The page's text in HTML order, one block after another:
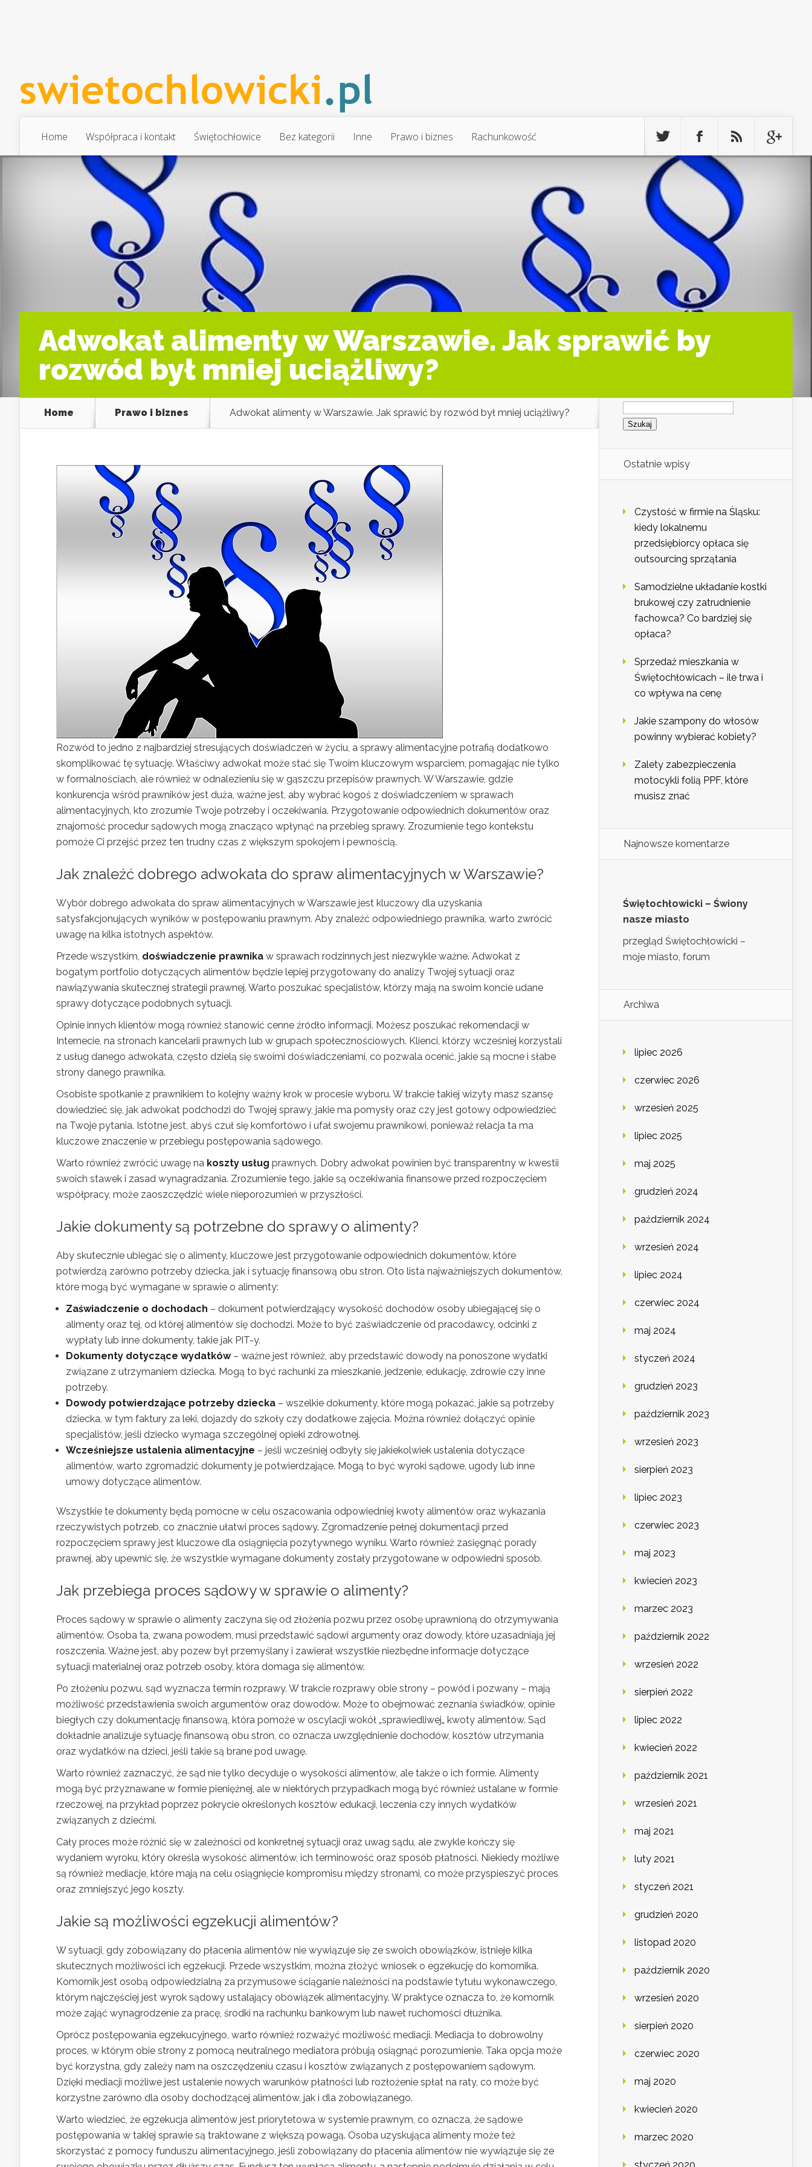
Home Współpraca i kontakt Świętochłowice Bez kategorii Inne Prawo i biznes Rachunkowość
Adwokat alimenty w Warszawie. Jak sprawić by
rozwód był mniej uciążliwy?
Home Prawo i biznes Adwokat alimenty w Warszawie. Jak sprawić by rozwód był mniej uciążliwy?
Rozwód to jedno z najbardziej stresujących doświadczeń w życiu, a sprawy alimentacyjne potrafią dodatkowo
skomplikować tę sytuację. Właściwy adwokat może stać się Twoim kluczowym wsparciem, pomagając nie tylko
w formalnościach, ale również w odnalezieniu się w gąszczu przepisów prawnych. W Warszawie, gdzie
konkurencja wśród prawników jest duża, ważne jest, aby wybrać kogoś z doświadczeniem w sprawach
alimentacyjnych, kto zrozumie Twoje potrzeby i oczekiwania. Przygotowanie odpowiednich dokumentów oraz
znajomość procedur sądowych mogą znacząco wpłynąć na przebieg sprawy. Zrozumienie tego kontekstu
pomoże Ci przejść przez ten trudny czas z większym spokojem i pewnością.
Jak znaleźć dobrego adwokata do spraw alimentacyjnych w Warszawie?
Wybór dobrego adwokata do spraw alimentacyjnych w Warszawie jest kluczowy dla uzyskania
satysfakcjonujących wyników w postępowaniu prawnym. Aby znaleźć odpowiedniego prawnika, warto zwrócić
uwagę na kilka istotnych aspektów.
Przede wszystkim, doświadczenie prawnika w sprawach rodzinnych jest niezwykle ważne. Adwokat z
bogatym portfolio dotyczących alimentów będzie lepiej przygotowany do analizy Twojej sytuacji oraz
nawiązywania skutecznej strategii prawnej. Warto poszukać specjalistów, którzy mają na swoim koncie udane
sprawy dotyczące podobnych sytuacji.
Opinie innych klientów mogą również stanowić cenne źródło informacji. Możesz poszukać rekomendacji w
Internecie, na stronach kancelarii prawnych lub w grupach społecznościowych. Klienci, którzy wcześniej korzystali
z usług danego adwokata, często dzielą się swoimi doświadczeniami, co pozwala ocenić, jakie są mocne i słabe
strony danego prawnika.
Osobiste spotkanie z prawnikiem to kolejny ważny krok w procesie wyboru. W trakcie takiej wizyty masz szansę
dowiedzieć się, jak adwokat podchodzi do Twojej sprawy, jakie ma pomysły oraz czy jest gotowy odpowiedzieć
na Twoje pytania. Istotne jest, abyś czuł się komfortowo i ufał swojemu prawnikowi, ponieważ relacja ta ma
kluczowe znaczenie w przebiegu postępowania sądowego.
Warto również zwrócić uwagę na koszty usług prawnych. Dobry adwokat powinien być transparentny w kwestii
swoich stawek i zasad wynagradzania. Zrozumienie tego, jakie są oczekiwania finansowe przed rozpoczęciem
współpracy, może zaoszczędzić wiele nieporozumień w przyszłości.
Jakie dokumenty są potrzebne do sprawy o alimenty?
Aby skutecznie ubiegać się o alimenty, kluczowe jest przygotowanie odpowiednich dokumentów, które
potwierdzą zarówno potrzeby dziecka, jak i sytuację finansową obu stron. Oto lista najważniejszych dokumentów,
które mogą być wymagane w sprawie o alimenty:
Zaświadczenie o dochodach – dokument potwierdzający wysokość dochodów osoby ubiegającej się o
alimenty oraz tej, od której alimentów się dochodzi. Może to być zaświadczenie od pracodawcy, odcinki z
wypłaty lub inne dokumenty, takie jak PIT-y.
Dokumenty dotyczące wydatków– ważne jest również, aby przedstawić dowody na ponoszone wydatki
związane z utrzymaniem dziecka. Mogą to być rachunki za mieszkanie, jedzenie, edukację, zdrowie czy inne
potrzeby.
Dowody potwierdzające potrzeby dziecka – wszelkie dokumenty, które mogą pokazać, jakie są potrzeby
dziecka, w tym faktury za leki, dojazdy do szkoły czy dodatkowe zajęcia. Można również dołączyć opinie
specjalistów, jeśli dziecko wymaga szczególnej opieki zdrowotnej.
Wcześniejsze ustalenia alimentacyjne – jeśli wcześniej odbyły się jakiekolwiek ustalenia dotyczące
alimentów, warto zgromadzić dokumenty je potwierdzające. Mogą to być wyroki sądowe, ugody lub inne
umowy dotyczące alimentów.
Wszystkie te dokumenty będą pomocne w celu oszacowania odpowiedniej kwoty alimentów oraz wykazania
rzeczywistych potrzeb, co znacznie ułatwi proces sądowy. Zgromadzenie pełnej dokumentacji przed
rozpoczęciem sprawy jest kluczowe dla osiągnięcia pozytywnego wyniku. Warto również zasięgnąć porady
prawnej, aby upewnić się, że wszystkie wymagane dokumenty zostały przygotowane w odpowiedni sposób.
Jak przebiega proces sądowy w sprawie o alimenty?
Proces sądowy w sprawie o alimenty zaczyna się od złożenia pozwu przez osobę uprawnioną do otrzymywania
alimentów. Osoba ta, zwana powodem, musi przedstawić sądowi argumenty oraz dowody, które uzasadniają jej
roszczenia. Ważne jest, aby pozew był przemyślany i zawierał wszystkie niezbędne informacje dotyczące
sytuacji materialnej oraz potrzeb osoby, która domaga się alimentów.
Po złożeniu pozwu, sąd wyznacza termin rozprawy. W trakcie rozprawy obie strony – powód i pozwany – mają
możliwość przedstawienia swoich argumentów oraz dowodów. Może to obejmować zeznania świadków, opinie
biegłych czy dokumentację finansową, która pomoże w oscylacji wokół „sprawiedliwej„ kwoty alimentów. Sąd
dokładnie analizuje sytuację finansową obu stron, co oznacza uwzględnienie dochodów, kosztów utrzymania
oraz wydatków na dzieci, jeśli takie są brane pod uwagę.
Warto również zaznaczyć, że sąd nie tylko decyduje o wysokości alimentów, ale także o ich formie. Alimenty
mogą być przyznawane w formie pieniężnej, ale w niektórych przypadkach mogą być również ustalane w formie
rzeczowej, na przykład poprzez pokrycie określonych kosztów edukacji, leczenia czy innych wydatków
związanych z dziećmi.
Cały proces może różnić się w zależności od konkretnej sytuacji oraz uwag sądu, ale zwykle kończy się
wydaniem wyroku, który określa wysokość alimentów, ich terminowość oraz sposób płatności. Niekiedy możliwe
są również mediacje, które mają na celu osiągnięcie kompromisu między stronami, co może przyspieszyć proces
oraz zmniejszyć jego koszty.
Jakie są możliwości egzekucji alimentów?
W sytuacji, gdy zobowiązany do płacenia alimentów nie wywiązuje się ze swoich obowiązków, istnieje kilka
skutecznych możliwości ich egzekucji. Przede wszystkim, można złożyć wniosek o egzekucję do komornika.
Komornik jest osobą odpowiedzialną za przymusowe ściąganie należności na podstawie tytułu wykonawczego,
którym najczęściej jest wyrok sądowy ustalający obowiązek alimentacyjny. W praktyce oznacza to, że komornik
może zająć wynagrodzenie za pracę, środki na rachunku bankowym lub nawet ruchomości dłużnika.
Oprócz postępowania egzekucyjnego, warto również rozważyć możliwość mediacji. Mediacja to dobrowolny
proces, w którym obie strony z pomocą neutralnego mediatora próbują osiągnąć porozumienie. Taka opcja może
być korzystna, gdy zależy nam na oszczędzeniu czasu i kosztów związanych z postępowaniem sądowym.
Dzięki mediacji możliwe jest ustalenie nowych warunków płatności lub rozłożenie spłat na raty, co może być
korzystne zarówno dla osoby dochodzącej alimentów, jak i dla zobowiązanego.
Warto wiedzieć, że egzekucja alimentów jest priorytetowa w systemie prawnym, co oznacza, że sądowe
postępowania w takiej sprawie są traktowane z większą powagą. Osoba uzyskująca alimenty może też
skorzystać z pomocy funduszu alimentacyjnego, jeśli zobowiązany do płacenia alimentów nie wywiązuje się ze
Szukaj:
Ostatnie wpisy
Czystość w firmie na Śląsku:
kiedy lokalnemu
przedsiębiorcy opłaca się
outsourcing sprzątania
Samodzielne układanie kostki
brukowej czy zatrudnienie
fachowca? Co bardziej się
opłaca?
Sprzedaż mieszkania w
Świętochłowicach – ile trwa i
co wpływa na cenę
Jakie szampony do włosów
powinny wybierać kobiety?
Zalety zabezpieczenia
motocykli folią PPF, które
musisz znać
Najnowsze komentarze
Świętochłowicki – Świony
nasze miasto
przegląd Świętochłowicki –
moje miasto, forum
Archiwa
lipiec 2026
czerwiec 2026
wrzesień 2025
lipiec 2025
maj 2025
grudzień 2024
październik 2024
wrzesień 2024
lipiec 2024
czerwiec 2024
maj 2024
styczeń 2024
grudzień 2023
październik 2023
wrzesień 2023
sierpień 2023
lipiec 2023
czerwiec 2023
maj 2023
kwiecień 2023
marzec 2023
październik 2022
wrzesień 2022
sierpień 2022
lipiec 2022
kwiecień 2022
październik 2021
wrzesień 2021
maj 2021
luty 2021
styczeń 2021
grudzień 2020
listopad 2020
październik 2020
wrzesień 2020
sierpień 2020
czerwiec 2020
maj 2020
kwiecień 2020
marzec 2020